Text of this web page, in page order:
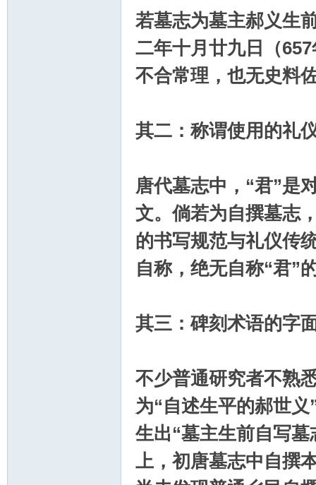
若墓志为墓主郝义生
二年十月廿九日（
不合常理，也无史料
其二：称谓使用的礼
唐代墓志中，“君”是
文。倘若为自撰墓志
的书写规范与礼仪传
自称，绝无自称“君”
其三：碑刻术语的字
不少普通研究者不熟
为“自述生平的郝世
生出“墓主生前自写
上，初唐墓志中自撰